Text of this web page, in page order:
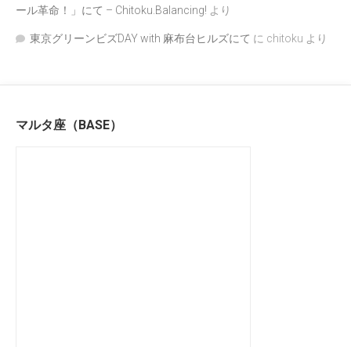
ール革命！」にて – Chitoku.Balancing! より
東京グリーンビズDAY with 麻布台ヒルズにて に chitoku より
マルタ座（BASE）